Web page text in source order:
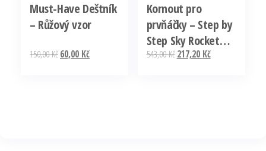
Must-Have Deštník
– Růžový vzor
150,00KčPůvodní
60,00 KčAktuální
Kornout pro
prvňáčky – Step by
Step Sky Rocket
Rico Poslední Šance
543,00Kč Původní
217,20 KčAktuální